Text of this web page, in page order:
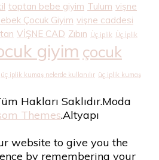
toptan bebe giyim Tulum vişne
Çocuk Giyim vişne caddesi
VİŞNE CAD Zıbın Üç iplik Üç İplik
giyim çocuk
üç iplik kumaş nelerde kullanılır üç iplik kumaş
Hakları Saklıdır.Moda
Themes.Altyapı
website to give you the
by remembering your